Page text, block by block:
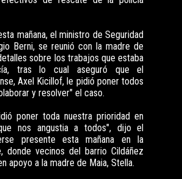
mañana, el ministro de Seguridad
Berni, se reunió con la madre de
sobre los trabajos que estaba
tras lo cual aseguró que el
Axel Kicillof, le pidió poner todos
y resolver" el caso.
poner toda nuestra prioridad en
nos angustia a todos", dijo el
presente esta mañana en la
donde vecinos del barrio Cildáñez
apoyo a la madre de Maia, Stella.